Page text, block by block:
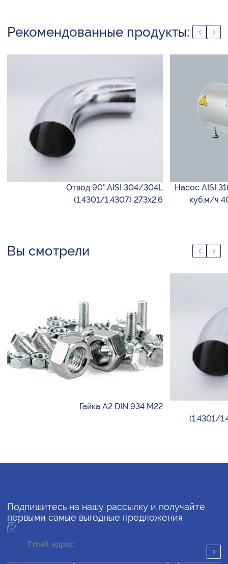
Рекомендованные продукты:
Отвод 90° AISI 304/304L
(1.4301/1.4307) 273х2,6
Насос AISI
куб.м/ч
Вы смотрели
Гайка А2 DIN 934 М22
(1.4301/
Подпишитесь на нашу рассылку и получайте
первыми самые выгодные предложения